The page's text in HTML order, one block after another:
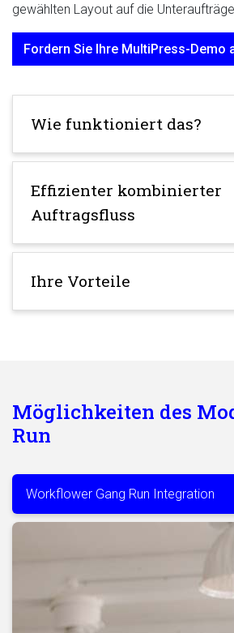
gewählten Layout auf die
Fordern Sie Ihre MultiPress-Demo
Wie funktioniert das?
Effizienter kombinierter
Auftragsfluss
Ihre Vorteile
Möglichkeiten des
Run
Workflower Gang Run Integration